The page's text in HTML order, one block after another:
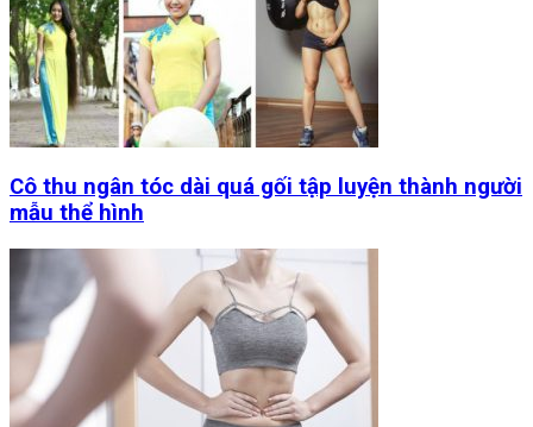
Cô thu ngân tóc dài quá gối tập luyện thành người
mẫu thể hình